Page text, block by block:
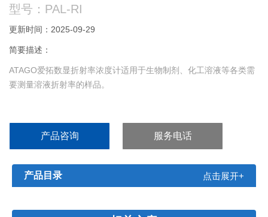
型号：PAL-RI
更新时间：2025-09-29
简要描述：
ATAGO爱拓数显折射率浓度计适用于生物制剂、化工溶液等各类需
要测量溶液折射率的样品。
产品咨询 服务电话
产品目录 点击展开+